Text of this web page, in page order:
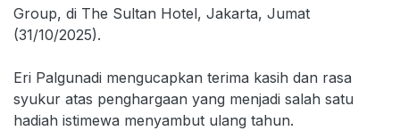
Group, di The Sultan Hotel, Jakarta, Jumat
(31/10/2025).
Eri Palgunadi mengucapkan terima kasih dan rasa
syukur atas penghargaan yang menjadi salah satu
hadiah istimewa menyambut ulang tahun.